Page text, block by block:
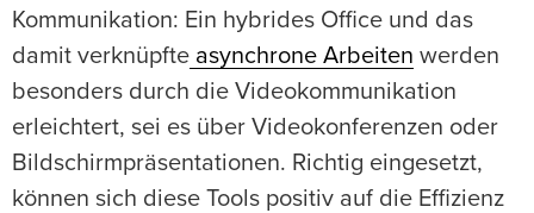
Kommunikation: Ein hybrides Office und das
damit verknüpfte asynchrone Arbeiten werden
besonders durch die Videokommunikation
erleichtert, sei es über Videokonferenzen oder
Bildschirmpräsentationen. Richtig eingesetzt,
können sich diese Tools positiv auf die Effizienz